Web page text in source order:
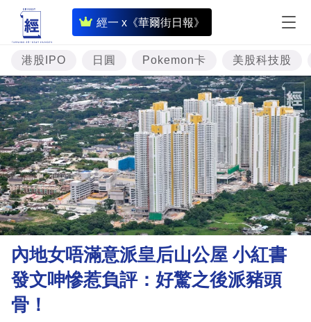
經一 x《華爾街日報》
即
時
財
經
專
題
投
資
樓
市
理
財
商
港股IPO 日圓 Pokemon卡 美股科技股
內地女唔滿意派皇后山公屋 小紅書
發文呻慘惹負評：好驚之後派豬頭
骨！